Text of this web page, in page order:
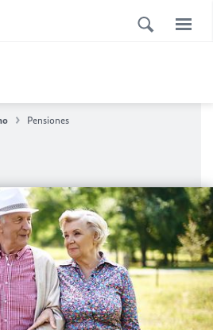
Pensiones